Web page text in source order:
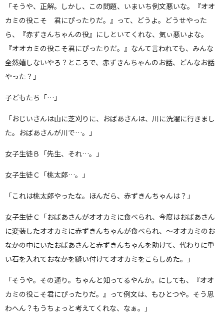
「そうや、正解。しかし、この問題、いまいち例文悪いな。『オオ
カミの役こそ 君にぴったりだ。』って、どうよ。どうせやった
ら、『赤ずきんちゃんの役』にしといてくれな、気ぃ悪いよな。
『オオカミの役こそ君にぴったりだ。』なんて言われても、みんな
全然嬉しないやろ？ところで、赤ずきんちゃんのお話、どんなお話
やった？」
子どもたち「…」
「おじいさんは山に芝刈りに、おばあさんは、川に洗濯に行きまし
た。おばあさんが川で…。」
女子生徒Ｂ「先生、それ…。」
女子生徒Ｃ「桃太郎…。」
「これは桃太郎やったな。ほんだら、赤ずきんちゃんは？」
女子生徒Ｃ「おばあさんがオオカミに食べられ、今度はおばあさん
に変装したオオカミに赤ずきんちゃんが食べられ、～オオカミのお
なかの中にいたおばあさんと赤ずきんちゃんを助けて、代わりに重
い石を入れておなかを縫い付けてオオカミをこらしめた。」
「そうや。その通り。ちゃんと知ってるやんか。にしても、『オオ
カミの役こそ君にぴったりだ。』って例文は、もひとつや。そう思
わへん？もうちょっと考えてくれな、なぁ。」